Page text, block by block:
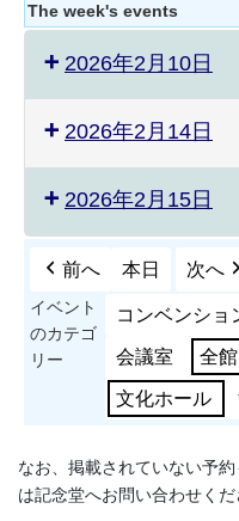
The week's events
2026年2月10日
2026年2月14日
2026年2月15日
前へ 本日 次へ
イベント
のカテゴ
リー
コンベンショ
会議室 全館
文化ホール
なお、掲載されていない予
は記念堂へお問い合わせくだ